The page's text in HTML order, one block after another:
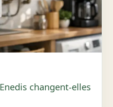
changent-elles